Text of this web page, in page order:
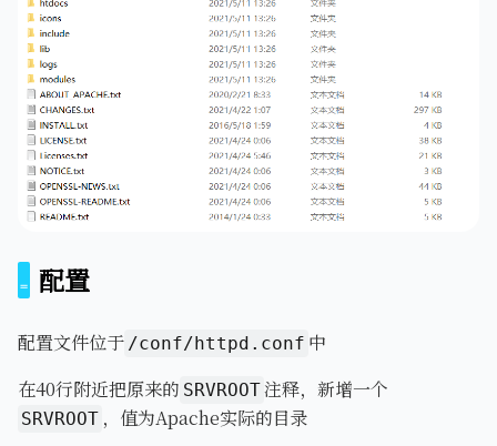
配置
配置文件位于 /conf/httpd.conf 中
在40行附近把原来的 SRVROOT注释，新增一个
SRVROOT ，值为Apache实际的目录